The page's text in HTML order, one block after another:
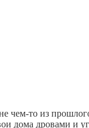
чем-то из
дома дровами и